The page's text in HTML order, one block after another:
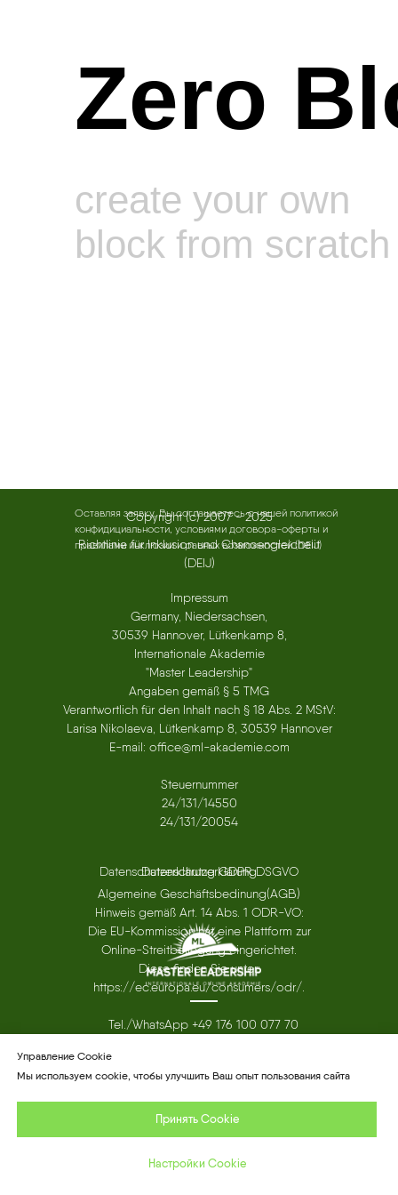
Zero
create your own
block from scratch
Tel./WhatsApp +49 176 100 077 70
Richtlinie für Inklusion und Chancengleicheiit
(DEIJ)
Impressum
Germany, Niedersachsen,
30539 Hannover, Lütkenkamp 8,
Internationale Akademie
"Master Leadership"
Angaben gemäß § 5 TMG
Verantwortlich für den Inhalt nach § 18 Abs. 2 MStV:
Larisa Nikolaeva, Lütkenkamp 8, 30539 Hannover
E-mail: office@ml-akademie.com
Steuernummer
24/131/14550
24/131/20054
Copyright (c) 2007 - 2025
Datenschutzerklärung GDPR DSGVO
Datenschutzerklärung
Algemeine Geschäftsbedinung(AGB)
Hinweis gemäß Art. 14 Abs. 1 ODR-VO:
Die EU-Kommission hat eine Plattform zur
Online-Streitbeilegung eingerichtet.
Diese finden Sie unter:
https://ec.europa.eu/consumers/odr/.
Оставляя заявку, Вы соглашаетесь с нашей политикой
конфидициальности, условиями договора-оферты и
правилами инклюзии и равных возможностей (DEIJ)
Мы используем cookie, чтобы улучшить Ваш опыт
Управление Cookie
Мы используем cookie, чтобы улучшить Ваш опыт пользования сайта
Принять Cookie
Настройки Cookie
КОНСУЛЬТАЦИЯ